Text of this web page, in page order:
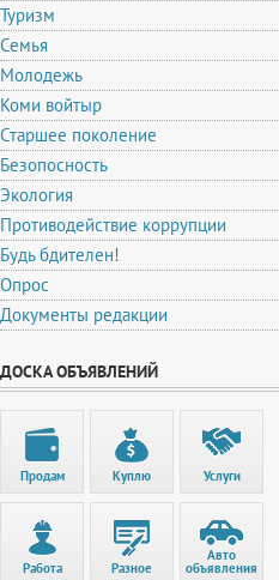
Туризм
Семья
Молодежь
Коми войтыр
Старшее поколение
Безопосность
Экология
Противодействие коррупции
Будь бдителен!
Опрос
Документы редакции
ДОСКА ОБЪЯВЛЕНИЙ
Продам Куплю Услуги
Работа Разное
Авто
объявления